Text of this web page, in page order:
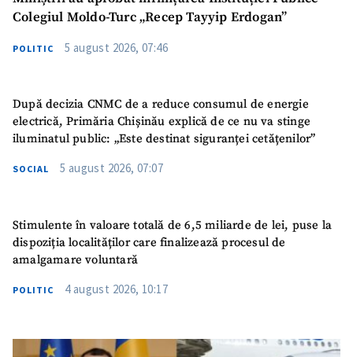
Colegiul Moldo-Turc „Recep Tayyip Erdogan”
POLITIC 5 august 2026, 07:46
După decizia CNMC de a reduce consumul de energie
electrică, Primăria Chișinău explică de ce nu va stinge
iluminatul public: „Este destinat siguranței cetățenilor”
SOCIAL 5 august 2026, 07:07
Stimulente în valoare totală de 6,5 miliarde de lei, puse la
dispoziția localităților care finalizează procesul de
amalgamare voluntară
POLITIC 4 august 2026, 10:17